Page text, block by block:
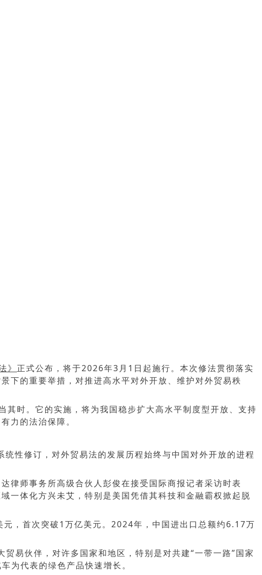
》 正式公布，将于2026年3月1日起施行。本次修法贯彻落实
下的重要举措，对推进高水平对外开放、维护对外贸易秩
时。它的实施，将为我国稳步扩大高水平制度型开放、支持
力的法治保障。
性修订，对外贸易法的发展历程始终与中国对外开放的进程
律师事务所高级合伙人彭俊在接受国际商报记者采访时表
一体化方兴未艾，特别是美国凭借其科技和金融霸权掀起脱
，首次突破1万亿美元。2024年，中国进出口总额约6.17万
易伙伴，对许多国家和地区，特别是对共建“一带一路”国家
为代表的绿色产品快速增长。